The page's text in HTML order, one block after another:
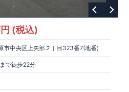
療所 約772m
歩12分）​磯部クリニック 約
ーミングガーデンのこだわり■
１ 耐久性/２劣化対策
​スマートフォンで見やすい特設サイ
(税込)
市中央区上矢部２丁目323番7(地番)
で徒歩22分